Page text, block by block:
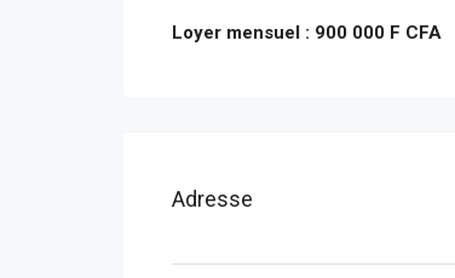
Loyer mensuel : 900 000 F CFA
Adresse